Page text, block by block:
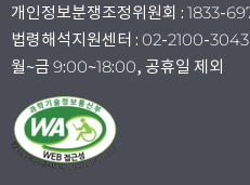
개인정보분쟁조정위원회 : 1833-
법령해석지원센터 : 02-2100-3043
월~금 9:00~18:00, 공휴일 제외